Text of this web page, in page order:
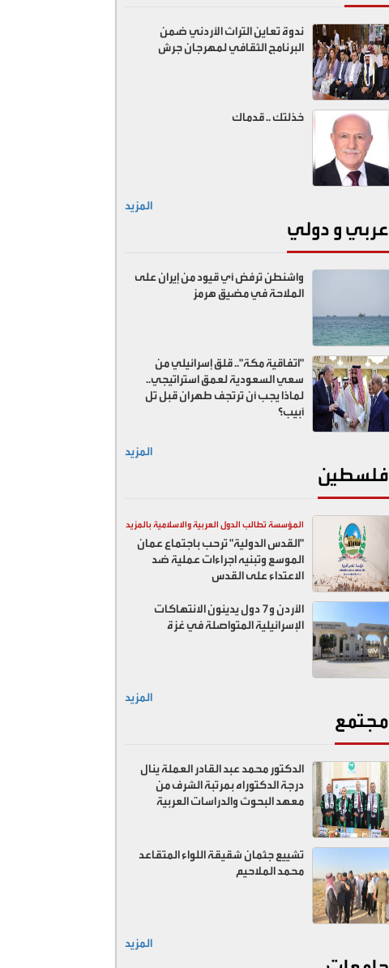
ندوة تعاين التراث الأردني ضمن
البرنامج الثقافي لمهرجان جرش
خذلتك .. قدماك
المزيد
عربي و دولي
واشنطن ترفض أي قيود من إيران على
الملاحة في مضيق هرمز
"اتفاقية مكة".. قلق إسرائيلي من
سعي السعودية لعمق استراتيجي..
لماذا يجب أن ترتجف طهران قبل تل
أبيب؟
المزيد
فلسطين
المؤسسة تطالب الدول العربية والاسلامية بالمزيد
ضد اسرائيل
"القدس الدولية" ترحب باجتماع عمان
الموسع وتبنيه اجراءات عملية ضد
الاعتداء على القدس
الأردن و7 دول يدينون الانتهاكات
الإسرائيلية المتواصلة في غزة
المزيد
مجتمع
الدكتور محمد عبد القادر العملة ينال
درجة الدكتوراه بمرتبة الشرف من
معهد البحوث والدراسات العربية
تشييع جثمان شقيقة اللواء المتقاعد
محمد الملاحيم
المزيد